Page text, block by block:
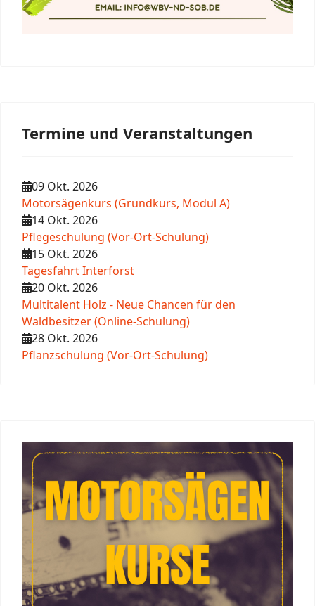
Termine und Veranstaltungen
09 Okt. 2026
Motorsägenkurs (Grundkurs, Modul A)
14 Okt. 2026
Pflegeschulung (Vor-Ort-Schulung)
15 Okt. 2026
Tagesfahrt Interforst
20 Okt. 2026
Multitalent Holz - Neue Chancen für den
Waldbesitzer (Online-Schulung)
28 Okt. 2026
Pflanzschulung (Vor-Ort-Schulung)